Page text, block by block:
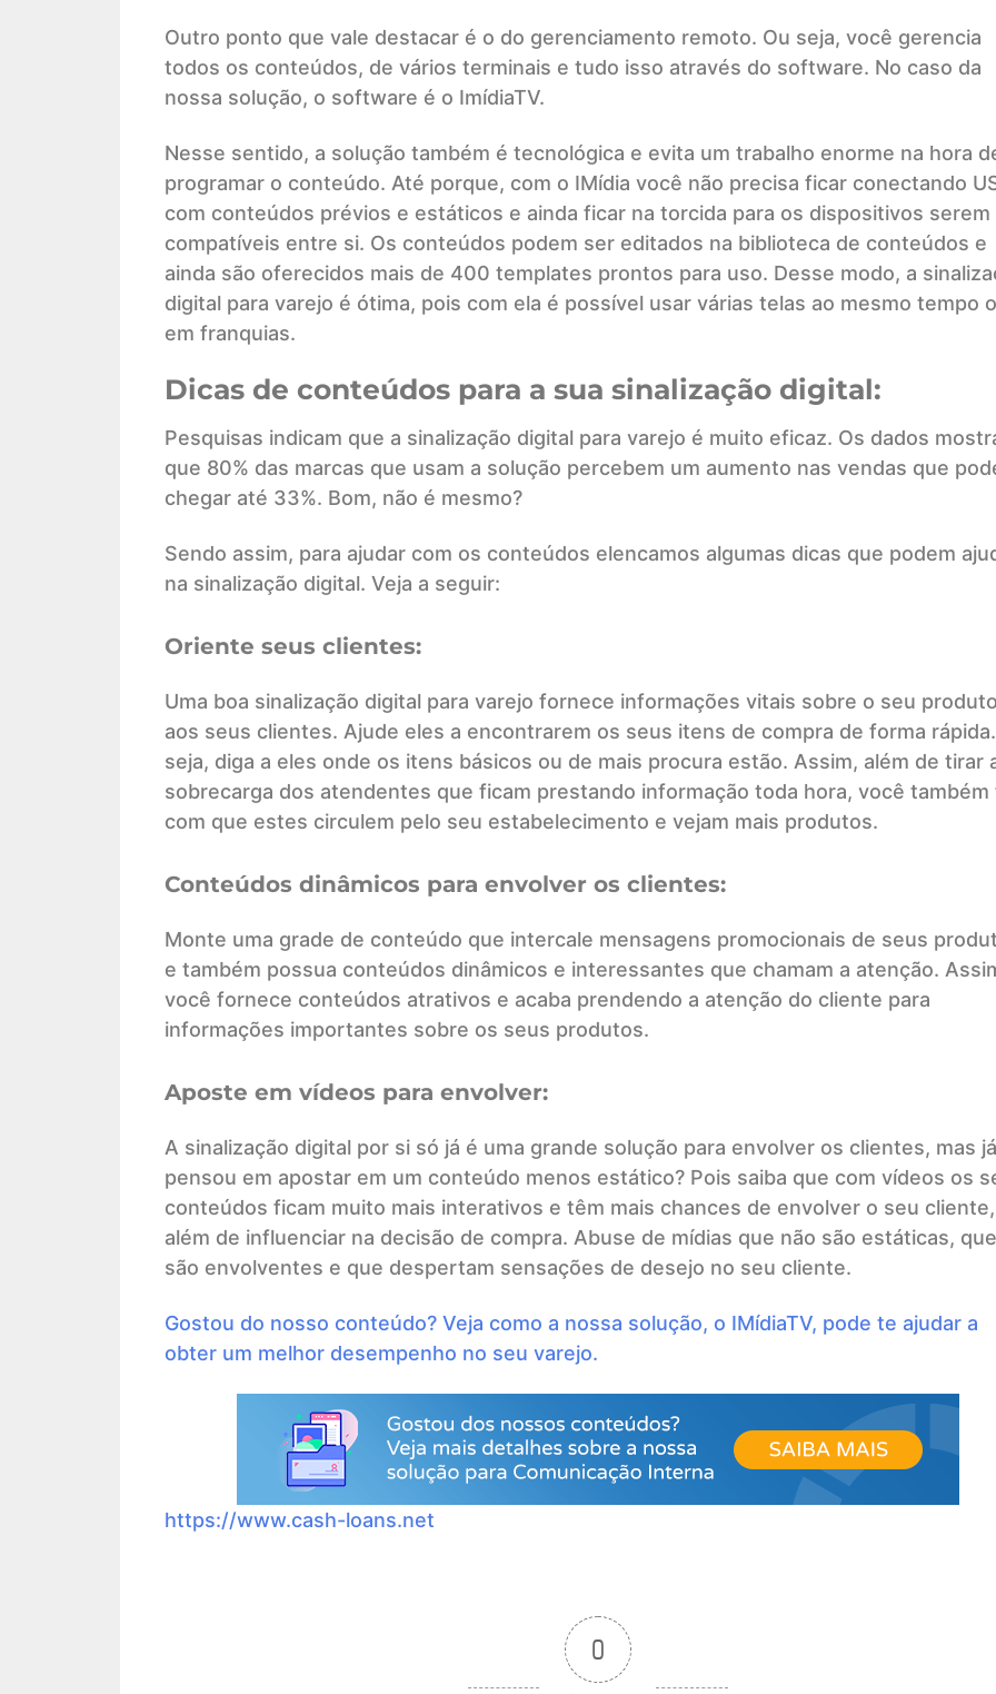
Outro ponto que vale destacar é o do gerenciamento remoto. Ou seja, você gerencia
todos os conteúdos, de vários terminais e tudo isso através do software. No caso da
nossa solução, o software é o ImídiaTV.
Nesse sentido, a solução também é tecnológica e evita um trabalho enorme na hora
programar o conteúdo. Até porque, com o IMídia você não precisa ficar conectando
com conteúdos prévios e estáticos e ainda ficar na torcida para os dispositivos serem
compatíveis entre si. Os conteúdos podem ser editados na biblioteca de conteúdos e
ainda são oferecidos mais de 400 templates prontos para uso. Desse modo, a
digital para varejo é ótima, pois com ela é possível usar várias telas ao mesmo tempo
em franquias.
Dicas de conteúdos para a sua sinalização digital:
Pesquisas indicam que a sinalização digital para varejo é muito eficaz. Os dados
que 80% das marcas que usam a solução percebem um aumento nas vendas que
chegar até 33%. Bom, não é mesmo?
Sendo assim, para ajudar com os conteúdos elencamos algumas dicas que podem
na sinalização digital. Veja a seguir:
Oriente seus clientes:
Uma boa sinalização digital para varejo fornece informações vitais sobre o seu
aos seus clientes. Ajude eles a encontrarem os seus itens de compra de forma
seja, diga a eles onde os itens básicos ou de mais procura estão. Assim, além de tirar
sobrecarga dos atendentes que ficam prestando informação toda hora, você também
com que estes circulem pelo seu estabelecimento e vejam mais produtos.
Conteúdos dinâmicos para envolver os clientes:
Monte uma grade de conteúdo que intercale mensagens promocionais de seus
e também possua conteúdos dinâmicos e interessantes que chamam a atenção.
você fornece conteúdos atrativos e acaba prendendo a atenção do cliente para
informações importantes sobre os seus produtos.
Aposte em vídeos para envolver:
A sinalização digital por si só já é uma grande solução para envolver os clientes, mas já
pensou em apostar em um conteúdo menos estático? Pois saiba que com vídeos os
conteúdos ficam muito mais interativos e têm mais chances de envolver o seu cliente,
além de influenciar na decisão de compra. Abuse de mídias que não são estáticas, que
são envolventes e que despertam sensações de desejo no seu cliente.
Gostou do nosso conteúdo? Veja como a nossa solução, o IMídiaTV, pode te ajudar a
obter um melhor desempenho no seu varejo.
https://www.cash-loans.net
0